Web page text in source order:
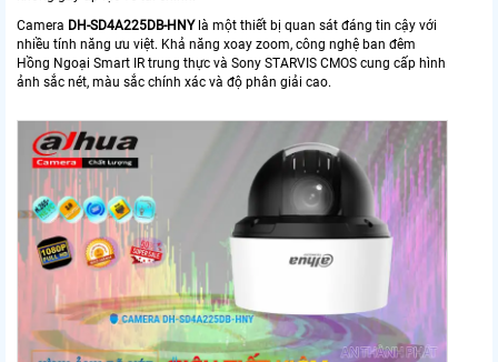
Camera DH-SD4A225DB-HNYlà một thiết bị quan sát đáng tin cậy với
nhiều tính năng ưu việt. Khả năng xoay zoom, công nghệ ban đêm
Hồng Ngoại Smart IR trung thực và Sony STARVIS CMOS cung cấp hình
ảnh sắc nét, màu sắc chính xác và độ phân giải cao.